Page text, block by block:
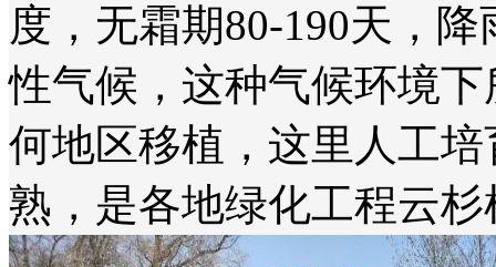
度，无霜期80-190天，
性气候，这种气候环境
何地区移植，这里人工
熟，是各地绿化工程云